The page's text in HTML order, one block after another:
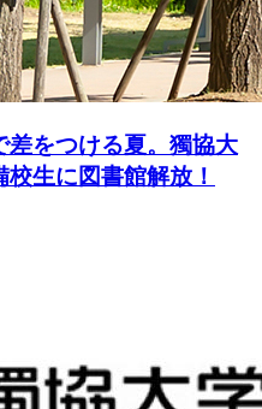
差をつける夏。獨協大
生に図書館解放！